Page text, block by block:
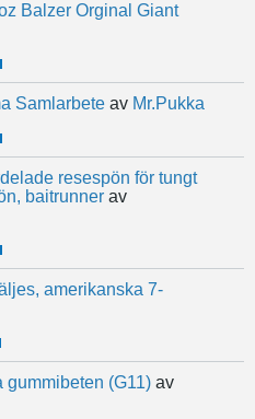
Balzer Orginal Giant
Samlarbete av Mr.Pukka
resespön för tungt
baitrunner av
amerikanska 7-
gummibeten (G11) av